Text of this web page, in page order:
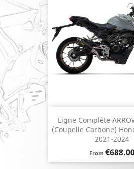
Ligne Complète
(coupelle Carbone)
2021-2024
From Price
€688.00